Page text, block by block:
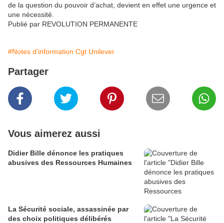
de la question du pouvoir d’achat, devient en effet une urgence et
une nécessité.
Publié par REVOLUTION PERMANENTE
#Notes d'information Cgt Unilever
Partager
Vous aimerez aussi
Didier Bille dénonce les pratiques
abusives des Ressources Humaines
La Sécurité sociale, assassinée par
des choix politiques délibérés